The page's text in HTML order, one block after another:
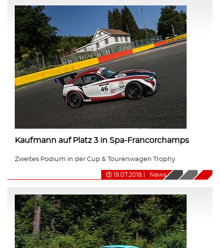
Kaufmann auf Platz 3 in Spa-Francorchamps
Zweites Podium in der Cup & Tourenwagen Trophy
19.07.2018 News